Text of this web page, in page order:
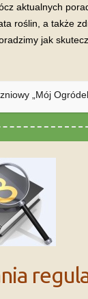
aktualnych
roślin, a także
jak
„Mój